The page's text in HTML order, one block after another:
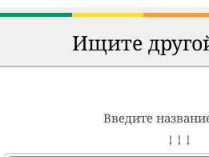
Ищите
Введите
↓ ↓ ↓